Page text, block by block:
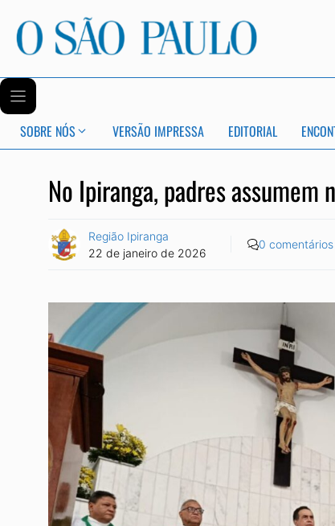
SOBRE NÓS VERSÃO IMPRESSA EDITORIAL
No Ipiranga, padres assumem
Região Ipiranga
22 de janeiro de 2026
0 comentários